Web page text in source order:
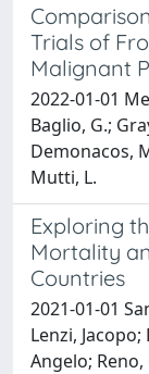
Trials of
Malignant
2022-01-01
Baglio, G.;
Demonacos,
Mutti, L.
Exploring
Mortality
Countries
2021-01-01
Lenzi,
Angelo;